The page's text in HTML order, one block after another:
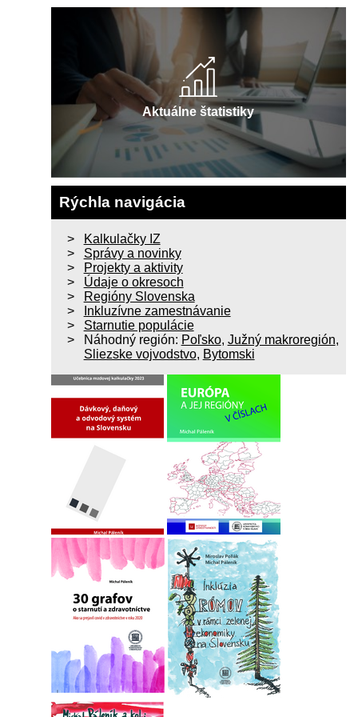
Aktuálne štatistiky
Rýchla navigácia
Kalkulačky IZ
Správy a novinky
Projekty a aktivity
Údaje o okresoch
Regióny Slovenska
Inkluzívne zamestnávanie
Starnutie populácie
Náhodný región: Poľsko, Južný makroregión,
Sliezske vojvodstvo, Bytomski